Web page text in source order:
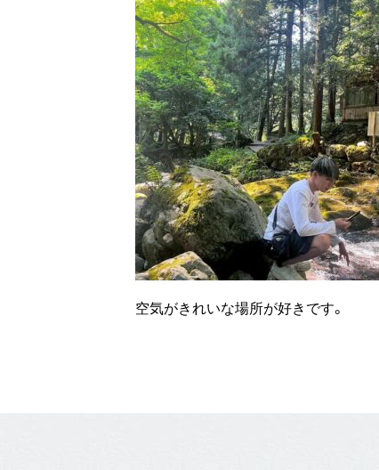
空気がきれいな場所が好きです。